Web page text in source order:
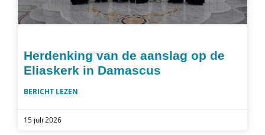
Herdenking van de aanslag op de
Eliaskerk in Damascus
BERICHT LEZEN
15 juli 2026